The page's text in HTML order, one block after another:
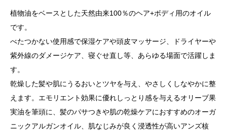
植物油をベースとした天然由来100％のヘア+ボディ用のオイル
です。
べたつかない使用感で保湿ケアや頭皮マッサージ、ドライヤーや
紫外線のダメージケア、寝ぐせ直し等、あらゆる場面で活躍しま
す。
乾燥した髪や肌にうるおいとツヤを与え、やさしくしなやかに整
えます。エモリエント効果に優れしっとり感を与えるオリーブ果
実油を筆頭に、髪のパサつきや肌の乾燥ケアにおすすめのオーガ
ニックアルガンオイル、肌なじみが良く浸透性が高いアンズ核